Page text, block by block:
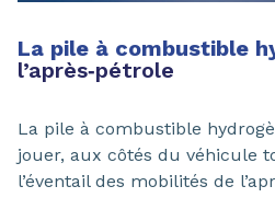
La pile à combustible
l’après‑pétrole
La pile à combustible
jouer, aux côtés du véhicule
l’éventail des mobilités de